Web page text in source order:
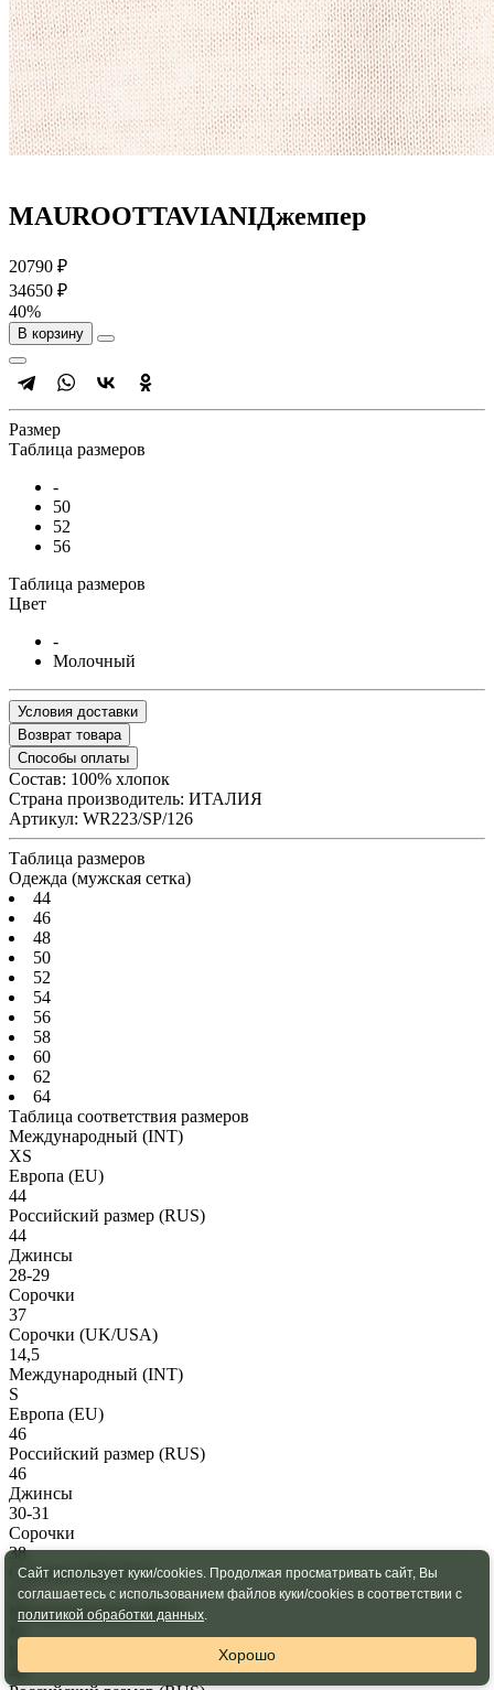
MAUROOTTAVIANIДжемпер
20790 ₽
34650 ₽
40%
В корзину
Размер
Таблица размеров
-
50
52
56
Таблица размеров
Цвет
-
Молочный
Условия доставки
Возврат товара
Способы оплаты
Состав: 100% хлопок
Страна производитель: ИТАЛИЯ
Артикул: WR223/SP/126
Таблица размеров
Одежда (мужская сетка)
44
46
48
50
52
54
56
58
60
62
64
Таблица соответствия размеров
Международный (INT)
XS
Европа (EU)
44
Российский размер (RUS)
44
Джинсы
28-29
Сорочки
37
Сорочки (UK/USA)
14,5
Международный (INT)
S
Европа (EU)
46
Российский размер (RUS)
46
Джинсы
30-31
Сорочки
38
Сорочки(UK/USA)
15
Международный(INT)
48
Сайт использует куки/cookies. Продолжая просматривать сайт, Вы
соглашаетесь с использованием файлов куки/cookies в соответствии с
политикой обработки данных.
Хорошо